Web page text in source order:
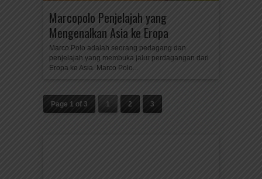
Marcopolo Penjelajah yang
Mengenalkan Asia ke Eropa
Marco Polo adalah seorang pedagang dan
penjelajah yang membuka jalur perdagangan dari
Eropa ke Asia. Marco Polo...
Page 1 of 3 1 2 3